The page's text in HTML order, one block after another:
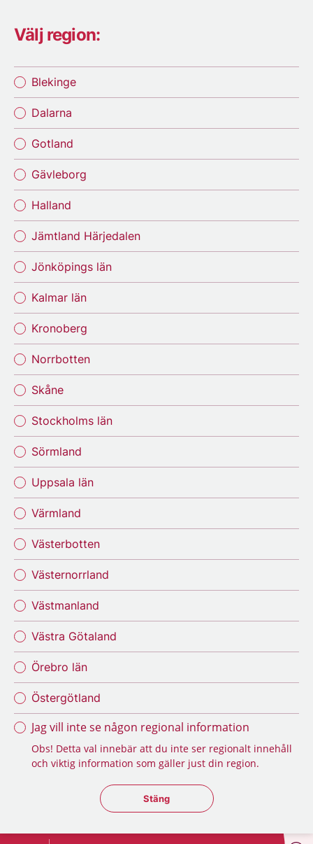
Välj region:
Blekinge
Dalarna
Gotland
Gävleborg
Halland
Jämtland Härjedalen
Jönköpings län
Kalmar län
Kronoberg
Norrbotten
Skåne
Stockholms län
Sörmland
Uppsala län
Värmland
Västerbotten
Västernorrland
Västmanland
Västra Götaland
Örebro län
Östergötland
Jag vill inte se någon regional information
Obs! Detta val innebär att du inte ser regionalt innehåll
och viktig information som gäller just din region.
Stäng regionsväljaren
Stäng